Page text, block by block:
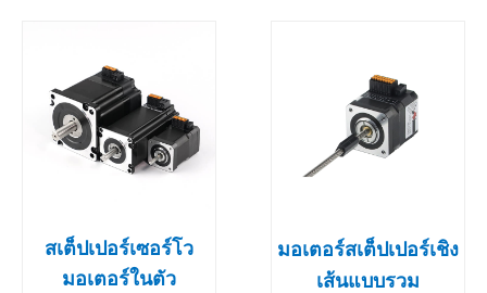
สเต็ปเปอร์เซอร์โว
มอเตอร์ในตัว
มอเตอร์สเต็ปเปอร์เชิง
เส้นแบบรวม